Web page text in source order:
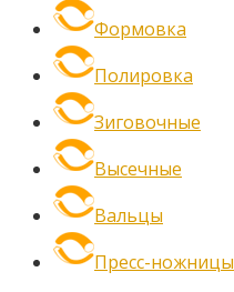
Формовка
Полировка
Зиговочные
Высечные
Вальцы
Пресс-ножницы